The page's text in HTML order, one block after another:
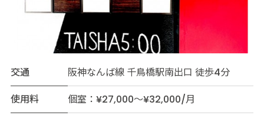
交通
阪神なんば線 千鳥橋駅南出口 徒歩4分
使用料
個室：¥27,000～¥32,000/月